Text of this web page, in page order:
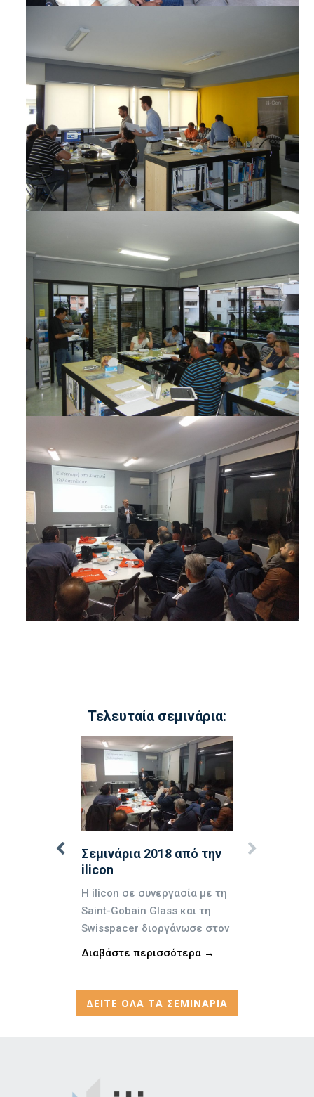
Τελευταία σεμινάρια:
Χορηγός
Σεμινάρια 2018 από την
ilicon
Η ilicon σε συνεργασία με τη
Saint-Gobain Glass και τη
Swisspacer διοργάνωσε στον
Διαβάστε περισσότερα →
ΔΕΙΤΕ ΟΛΑ ΤΑ ΣΕΜΙΝΑΡΙΑ